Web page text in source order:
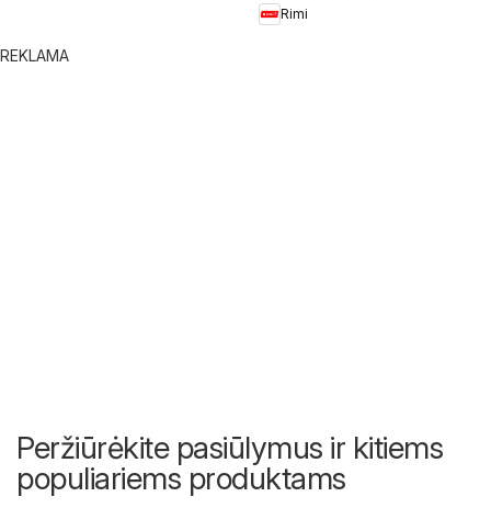
Rimi
REKLAMA
Peržiūrėkite pasiūlymus ir kitiems
populiariems produktams